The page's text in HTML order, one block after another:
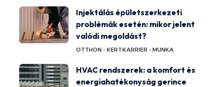
Injektálás épületszerkezeti
problémák esetén: mikor jelent
valódi megoldást?
OTTHON - KERTKARRIER - MUNKA
HVAC rendszerek: a komfort és
energiahatékonyság gerince